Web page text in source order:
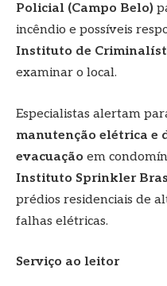
Policial (Campo Belo)
incêndio e possíveis
Instituto de
examinar o local.
Especialistas alertam
manutenção elétrica e
evacuação em
Instituto Sprinkler
prédios residenciais de
falhas elétricas.
Serviço ao leitor